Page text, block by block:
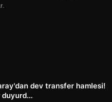
dev transfer hamlesi!